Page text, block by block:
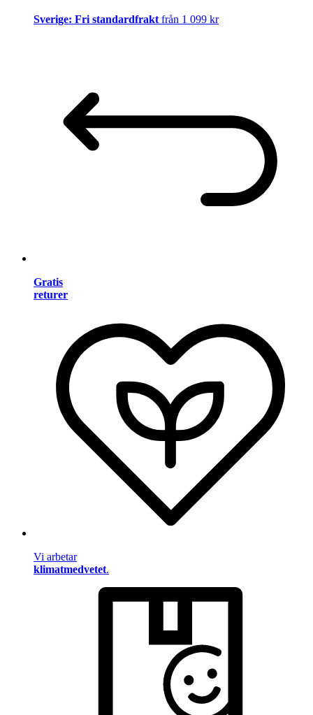
Sverige: Fri standardfrakt från 1 099 kr
Gratis
returer
Vi arbetar
klimatmedvetet.